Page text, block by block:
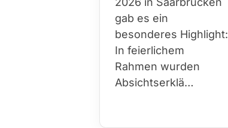
gab es ein
besonderes Highlight:
In feierlichem
Rahmen wurden
Absichtserklä…